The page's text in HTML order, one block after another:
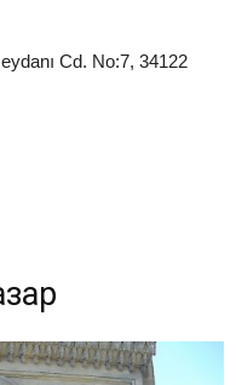
Cd. No:7, 34122